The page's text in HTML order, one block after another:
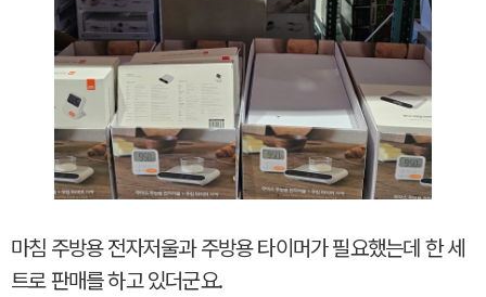
마침 주방용 전자저울과 주방용 타이머가 필요했는데 한 세
트로 판매를 하고 있더군요.